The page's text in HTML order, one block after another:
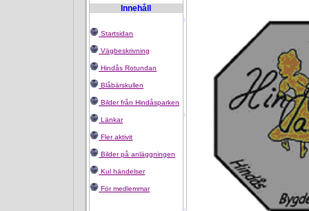
Innehåll
Startsidan
Vägbeskrivning
Hindås Rotundan
Blåbärskullen
Bilder från Hindåsparken
Länkar
Fler aktivit
Bilder på anläggningen
Kul händelser
För medlemmar